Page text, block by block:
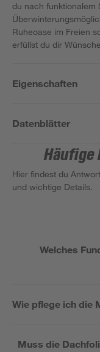
du nach funktionalem
Ruheoase im Freien
erfüllst du dir
Eigenschaften
Datenblätter
Häufige
Hier findest du
und wichtige Details.
Welches
Wie pflege ich die
Muss die